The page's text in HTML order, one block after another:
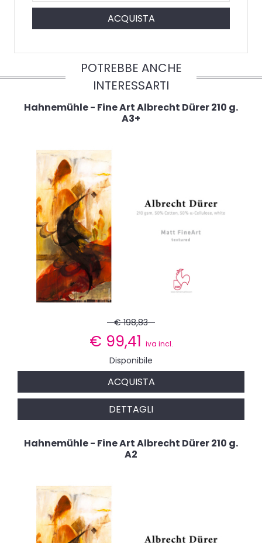
ACQUISTA
POTREBBE ANCHE
INTERESSARTI
Hahnemühle - Fine Art Albrecht Dürer 210 g.
A3+
€ 198,83
€ 99,41 iva incl.
Disponibile
ACQUISTA
DETTAGLI
Hahnemühle - Fine Art Albrecht Dürer 210 g.
A2